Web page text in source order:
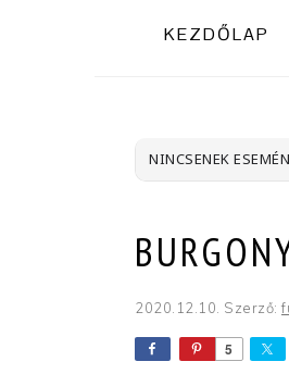
KEZDŐLAP
NINCSENEK
2020.12.10. Szerző:
5